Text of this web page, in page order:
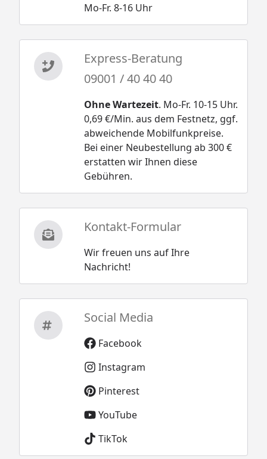
Mo-Fr. 8-16 Uhr
Express-Beratung
09001 / 40 40 40
Ohne Wartezeit. Mo-Fr. 10-15 Uhr.
0,69 €/Min. aus dem Festnetz, ggf.
abweichende Mobilfunkpreise.
Bei einer Neubestellung ab 300 €
erstatten wir Ihnen diese
Gebühren.
Kontakt-Formular
Wir freuen uns auf Ihre
Nachricht!
Social Media
Facebook
Instagram
Pinterest
YouTube
TikTok